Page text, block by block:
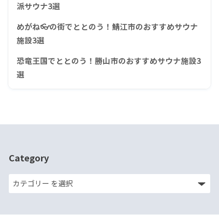
派サウナ3選
めがね👓の街でととのう！鯖江市のおすすめサウナ
施設3選
恐竜王国でととのう！勝山市のおすすめサウナ施設3
選
Category